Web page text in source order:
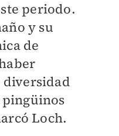
periodo.
y su
de
pingüinos
Loch.